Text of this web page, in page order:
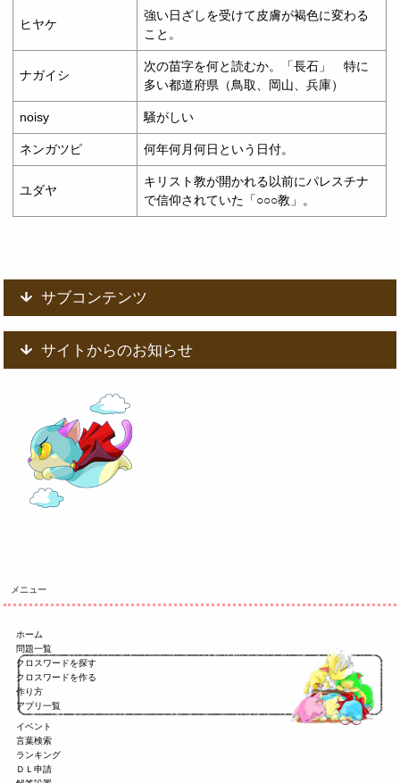
ヒヤケ
強い日ざしを受けて皮膚が褐色に変わる
こと。
ナガイシ
次の苗字を何と読むか。「長石」 特に
多い都道府県（鳥取、岡山、兵庫）
noisy 騒がしい
ネンガツピ 何年何月何日という日付。
ユダヤ
キリスト教が開かれる以前にパレスチナ
で信仰されていた「○○○教」。
サブコンテンツ
サイトからのお知らせ
メニュー
ホーム
問題一覧
クロスワードを探す
クロスワードを作る
作り方
アプリ一覧
イベント
言葉検索
ランキング
ＤＬ申請